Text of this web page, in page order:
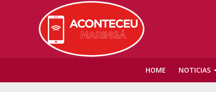
HOME NOTICIAS